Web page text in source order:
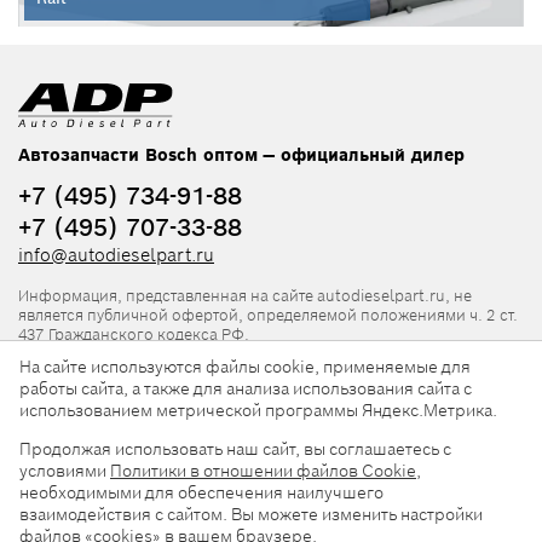
Автозапчасти Bosch оптом — официальный дилер
+7 (495) 734-91-88
+7 (495) 707-33-88
info@autodieselpart.ru
Информация, представленная на сайте autodieselpart.ru, не
является публичной офертой, определяемой положениями ч. 2 ст.
437 Гражданского кодекса РФ.
Нормативная документация
ADP в социальных сетях
На сайте используются файлы cookie, применяемые для
работы сайта, а также для анализа использования сайта с
использованием метрической программы Яндекс.Метрика.
Продолжая использовать наш сайт, вы соглашаетесь с
условиями Политики в отношении файлов Cookie,
необходимыми для обеспечения наилучшего
взаимодействия с сайтом. Вы можете изменить настройки
файлов «cookies» в вашем браузере.